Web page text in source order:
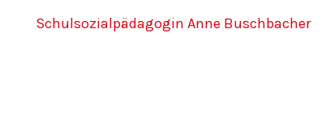
Schulsozialpädagogin Anne Buschbacher